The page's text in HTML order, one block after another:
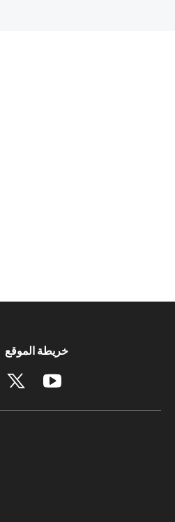
خريطة الموقع